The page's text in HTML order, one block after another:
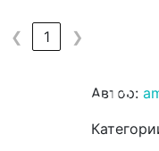
Автор:
❮ 1 ❯
❮ 1 ❯
❮ 1 ❯
❮ 1 ❯
❮ 1 ❯
❮ 1 ❯
❮ 1 ❯
❮ 1 ❯
❮ 1 ❯